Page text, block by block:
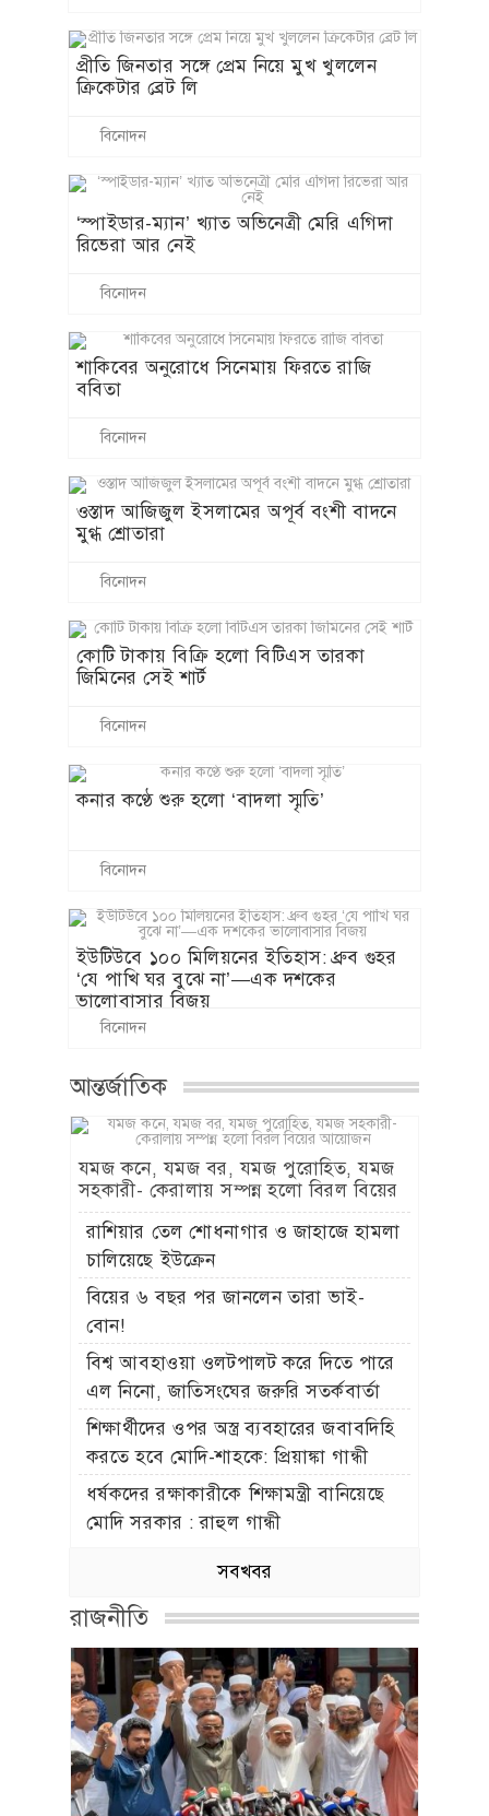
প্রীতি জিনতার সঙ্গে প্রেম নিয়ে মুখ খুললেন
ক্রিকেটার ব্রেট লি
বিনোদন
‘স্পাইডার-ম্যান’ খ্যাত অভিনেত্রী মেরি এগিদা
রিভেরা আর নেই
বিনোদন
শাকিবের অনুরোধে সিনেমায় ফিরতে রাজি
ববিতা
বিনোদন
ওস্তাদ আজিজুল ইসলামের অপূর্ব বংশী বাদনে
মুগ্ধ শ্রোতারা
বিনোদন
কোটি টাকায় বিক্রি হলো বিটিএস তারকা
জিমিনের সেই শার্ট
বিনোদন
কনার কণ্ঠে শুরু হলো ‘বাদলা স্মৃতি’
বিনোদন
ইউটিউবে ১০০ মিলিয়নের ইতিহাস: ধ্রুব গুহর
‘যে পাখি ঘর বুঝে না’—এক দশকের
ভালোবাসার বিজয়
বিনোদন
আন্তর্জাতিক
যমজ কনে, যমজ বর, যমজ পুরোহিত, যমজ
সহকারী- কেরালায় সম্পন্ন হলো বিরল বিয়ের
আয়োজন
রাশিয়ার তেল শোধনাগার ও জাহাজে হামলা
চালিয়েছে ইউক্রেন
বিয়ের ৬ বছর পর জানলেন তারা ভাই-
বোন!
বিশ্ব আবহাওয়া ওলটপালট করে দিতে পারে
এল নিনো, জাতিসংঘের জরুরি সতর্কবার্তা
শিক্ষার্থীদের ওপর অস্ত্র ব্যবহারের জবাবদিহি
করতে হবে মোদি-শাহকে: প্রিয়াঙ্কা গান্ধী
ধর্ষকদের রক্ষাকারীকে শিক্ষামন্ত্রী বানিয়েছে
মোদি সরকার : রাহুল গান্ধী
সবখবর
রাজনীতি